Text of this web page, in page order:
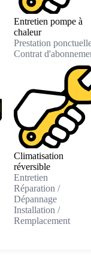
Entretien pompe à
chaleur
Prestation
Contrat
Climatisation
réversible
Entretien
Réparation /
Dépannage
Installation /
Remplacement